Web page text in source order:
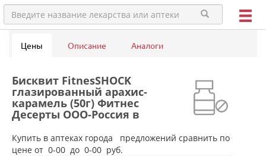
Цены Описание Аналоги
Бисквит FitnesSHOCK
глазированный арахис-
карамель (50г) Фитнес
Десерты ООО-Россия в
аптеках города Верхней
Салды
Купить в аптеках города
предложений сравнить по
цене от 0-00 до 0-00 руб.